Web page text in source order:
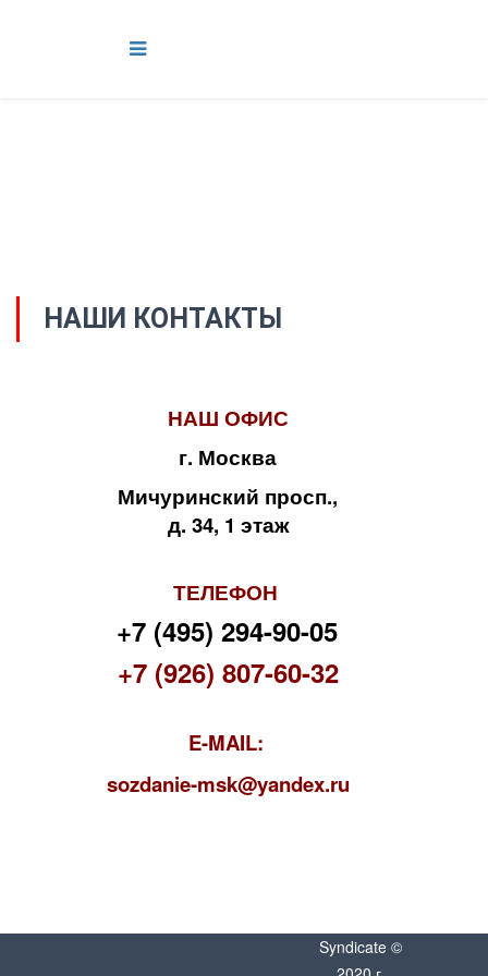
НАШИ КОНТАКТЫ
НАШ ОФИС
г. Москва
Мичуринский просп.,
д. 34, 1 этаж
ТЕЛЕФОН
+7 (495) 294-90-05
+7 (926) 807-60-32
E-MAIL:
sozdanie-msk@yandex.ru
Syndicate ©